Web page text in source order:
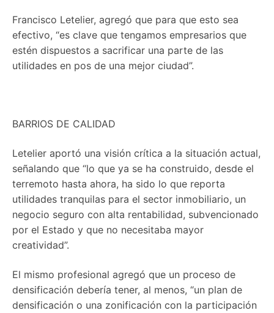
Francisco Letelier, agregó que para que esto sea
efectivo, “es clave que tengamos empresarios que
estén dispuestos a sacrificar una parte de las
utilidades en pos de una mejor ciudad”.
BARRIOS DE CALIDAD
Letelier aportó una visión crítica a la situación actual,
señalando que “lo que ya se ha construido, desde el
terremoto hasta ahora, ha sido lo que reporta
utilidades tranquilas para el sector inmobiliario, un
negocio seguro con alta rentabilidad, subvencionado
por el Estado y que no necesitaba mayor
creatividad”.
El mismo profesional agregó que un proceso de
densificación debería tener, al menos, “un plan de
densificación o una zonificación con la participación